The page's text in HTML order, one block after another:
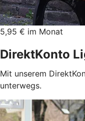
5,95 € im Monat
DirektKonto
Mit unserem
unterwegs.